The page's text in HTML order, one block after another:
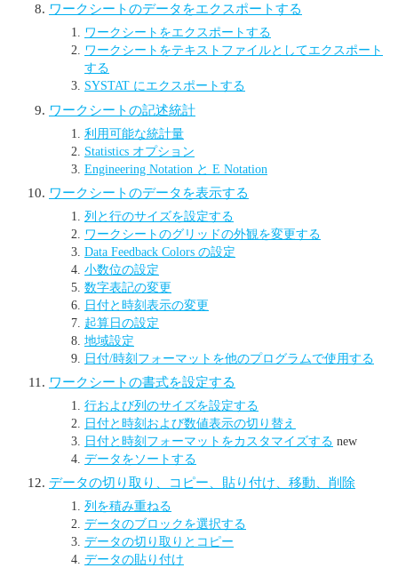
ワークシートのデータをエクスポートする
ワークシートをエクスポートする
ワークシートをテキストファイルとしてエクスポート
する
SYSTAT にエクスポートする
ワークシートの記述統計
利用可能な統計量
Statistics オプション
Engineering Notation と E Notation
ワークシートのデータを表示する
列と行のサイズを設定する
ワークシートのグリッドの外観を変更する
Data Feedback Colors の設定
小数位の設定
数字表記の変更
日付と時刻表示の変更
起算日の設定
地域設定
日付/時刻フォーマットを他のプログラムで使用する
ワークシートの書式を設定する
行および列のサイズを設定する
日付と時刻および数値表示の切り替え
日付と時刻フォーマットをカスタマイズする new
データをソートする
データの切り取り、コピー、貼り付け、移動、削除
列を積み重ねる
データのブロックを選択する
データの切り取りとコピー
データの貼り付け